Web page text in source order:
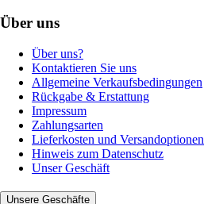
Über uns
Über uns?
Kontaktieren Sie uns
Allgemeine Verkaufsbedingungen
Rückgabe & Erstattung
Impressum
Zahlungsarten
Lieferkosten und Versandoptionen
Hinweis zum Datenschutz
Unser Geschäft
Unsere Geschäfte